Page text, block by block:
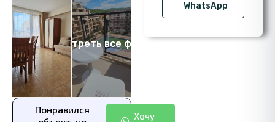
Посмотреть все фото 10
Понравился
Хочу
WhatsApp